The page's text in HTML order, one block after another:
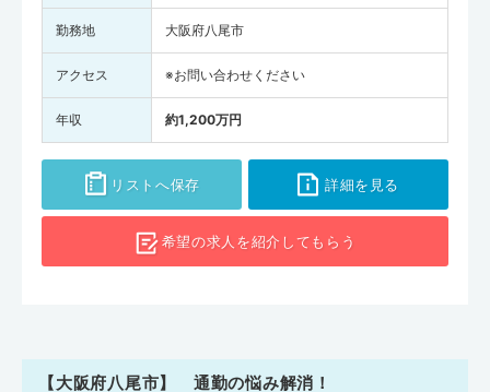
勤務地 大阪府八尾市
アクセス ※お問い合わせください
年収 約1,200万円
リストへ保存 詳細を見る
希望の求人を紹介してもらう
【大阪府八尾市】 通勤の悩み解消！